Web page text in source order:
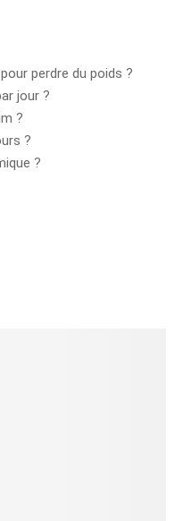
perdre du poids ?
jour ?
?
?
?